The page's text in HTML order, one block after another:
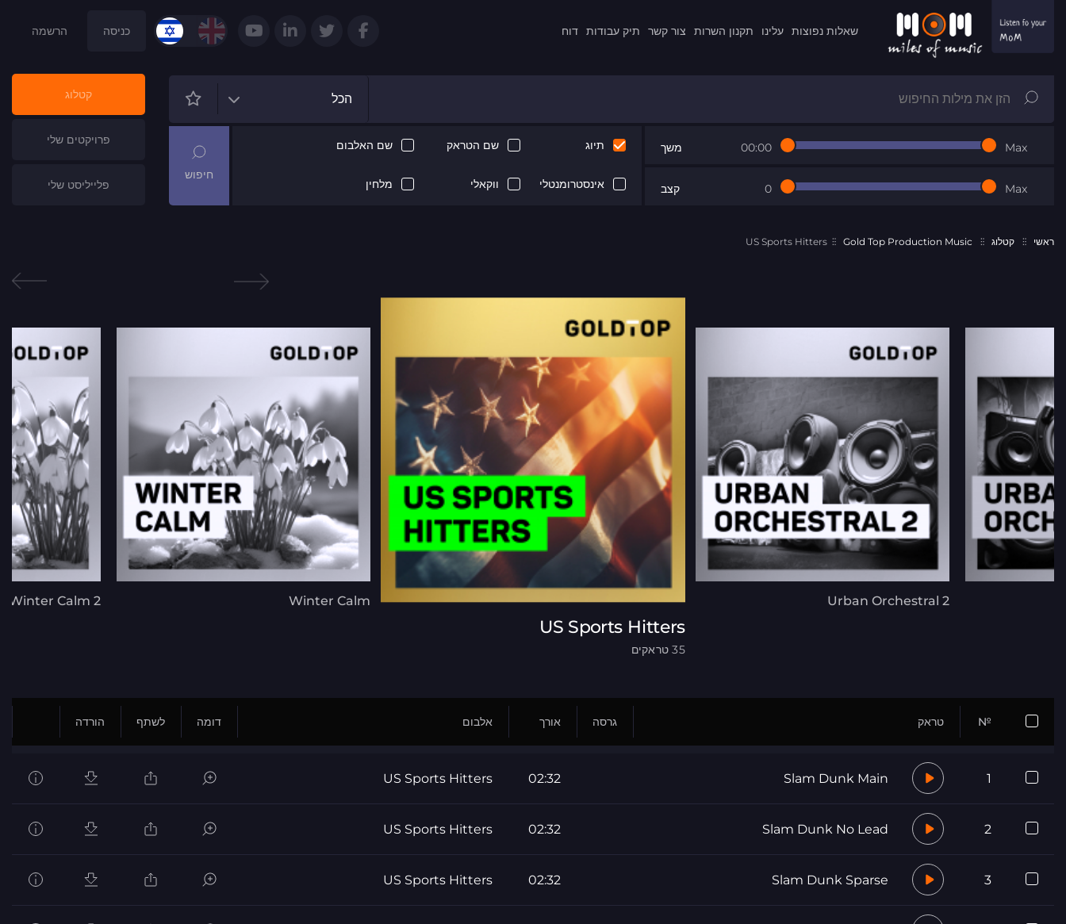
שאלות נפוצות עלינו תקנון השרות צור קשר תיק עבודות דוח כניסה הרשמה
הכל
משך 00:00 Max
קצב 0 Max
תיוג שם הטראק שם האלבום
אינסטרומנטלי ווקאלי מלחין
קטלוג
פרויקטים שלי
פלייליסט שלי
ראשי קטלוג Gold Top Production Music
US Sports Hitters
Urban Orchestral 2
US Sports Hitters
35 טראקים
Winter Calm
Winter Calm 2
№ טראק גרסה אורך אלבום דומה לשתף הורדה
1
Slam Dunk Main
02:32
US Sports Hitters
2
Slam Dunk No Lead
02:32
US Sports Hitters
3
Slam Dunk Sparse
02:32
US Sports Hitters